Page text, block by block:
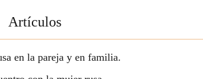
Artículos
en la pareja y en familia.